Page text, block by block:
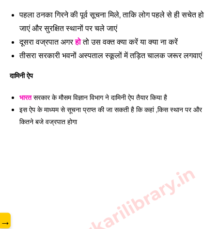
पहला ठनका गिरने की पूर्व सूचना मिले, ताकि लोग पहले से ही सचेत हो
जाएं और सुरक्षित स्थानों पर चले जाएं
दूसरा वज्रपात अगरहोतो उस वक्त क्या करें या क्या ना करें
तीसरा सरकारी भवनों अस्पताल स्कूलों में तड़ित चालक जरूर लगवाएं
दामिनी ऐप
भारतसरकार के मौसम विज्ञान विभाग ने दामिनी ऐप तैयार किया है
इस ऐप के माध्यम से सूचना प्राप्त की जा सकती है कि कहां ,किस स्थान पर और
कितने बजे वज्रपात होगा
→